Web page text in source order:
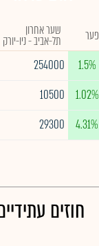
פער שער אחרון
תל-אביב - ניו-יורק
1.5%
254000
1.02%
10500
4.31%
29300
חוזים